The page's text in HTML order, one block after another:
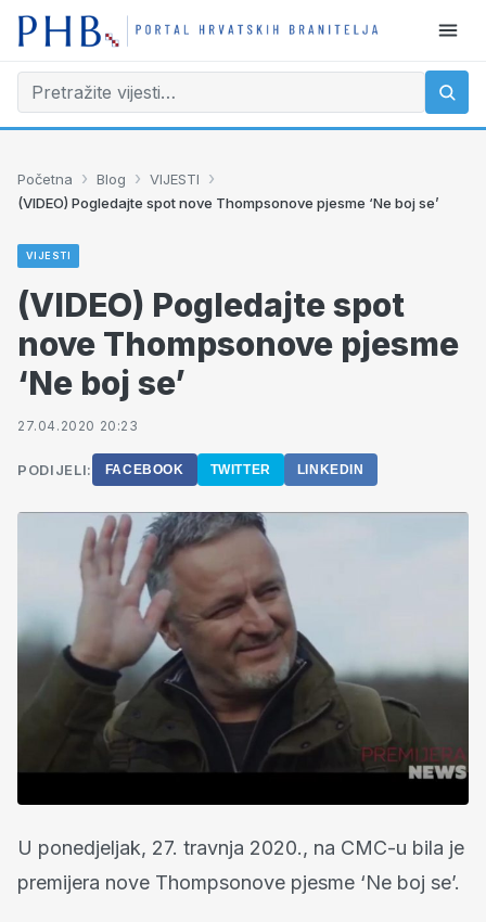
Početna › Blog › VIJESTI ›
(VIDEO) Pogledajte spot nove Thompsonove pjesme ‘Ne boj se’
VIJESTI
(VIDEO) Pogledajte spot
nove Thompsonove pjesme
‘Ne boj se’
27.04.2020 20:23
PODIJELI: FACEBOOK TWITTER LINKEDIN
U ponedjeljak, 27. travnja 2020., na CMC-u bila je
premijera nove Thompsonove pjesme ‘Ne boj se’.